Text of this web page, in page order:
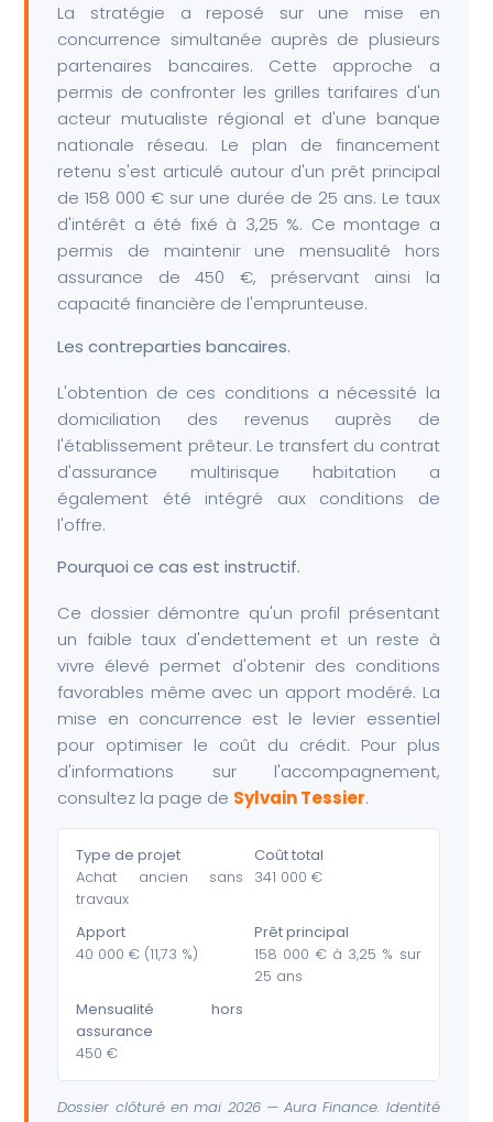
La stratégie a reposé sur une mise en
concurrence simultanée auprès de plusieurs
partenaires bancaires. Cette approche a
permis de confronter les grilles tarifaires d'un
acteur mutualiste régional et d'une banque
nationale réseau. Le plan de financement
retenu s'est articulé autour d'un prêt principal
de 158 000 € sur une durée de 25 ans. Le taux
d'intérêt a été fixé à 3,25 %. Ce montage a
permis de maintenir une mensualité hors
assurance de 450 €, préservant ainsi la
capacité financière de l'emprunteuse.
Les contreparties bancaires.
L'obtention de ces conditions a nécessité la
domiciliation des revenus auprès de
l'établissement prêteur. Le transfert du contrat
d'assurance multirisque habitation a
également été intégré aux conditions de
l'offre.
Pourquoi ce cas est instructif.
Ce dossier démontre qu'un profil présentant
un faible taux d'endettement et un reste à
vivre élevé permet d'obtenir des conditions
favorables même avec un apport modéré. La
mise en concurrence est le levier essentiel
pour optimiser le coût du crédit. Pour plus
d'informations sur l'accompagnement,
consultez la page de Sylvain Tessier.
Type de projet
Achat ancien sans
travaux
Coût total
341 000 €
Apport
40 000 € (11,73 %)
Prêt principal
158 000 € à 3,25 % sur
25 ans
Mensualité hors
assurance
450 €
Dossier clôturé en mai 2026 — Aura Finance. Identité